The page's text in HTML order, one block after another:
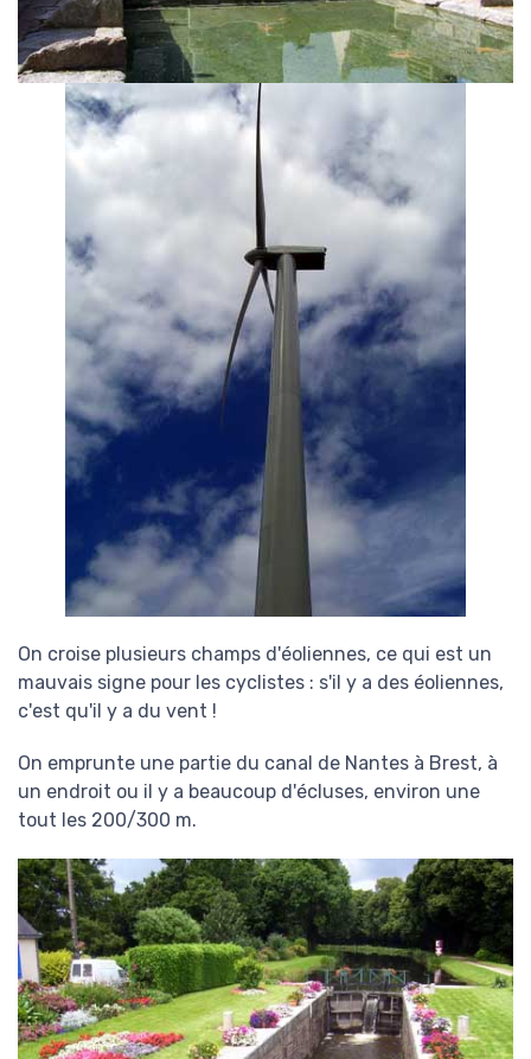
On croise plusieurs champs d'éoliennes, ce qui est un
mauvais signe pour les cyclistes : s'il y a des éoliennes,
c'est qu'il y a du vent !
On emprunte une partie du canal de Nantes à Brest, à
un endroit ou il y a beaucoup d'écluses, environ une
tout les 200/300 m.